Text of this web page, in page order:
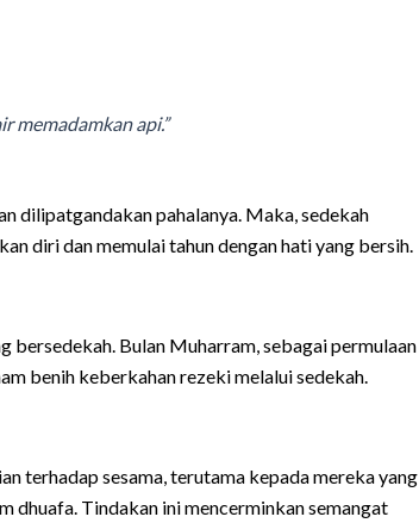
memadamkan api.”
dilipatgandakan pahalanya. Maka, sedekah
diri dan memulai tahun dengan hati yang bersih.
bersedekah. Bulan Muharram, sebagai permulaan
benih keberkahan rezeki melalui sedekah.
terhadap sesama, terutama kepada mereka yang
dhuafa. Tindakan ini mencerminkan semangat